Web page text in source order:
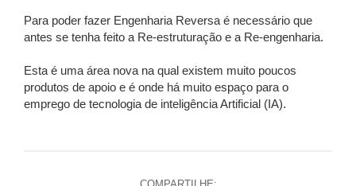
Para poder fazer Engenharia Reversa é necessário que
antes se tenha feito a Re-estruturação e a Re-engenharia.
Esta é uma área nova na qual existem muito poucos
produtos de apoio e é onde há muito espaço para o
emprego de tecnologia de inteligência Artificial (IA).